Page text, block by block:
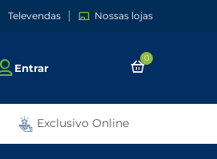
Televendas Nossas lojas
Entrar
0
Exclusivo Online